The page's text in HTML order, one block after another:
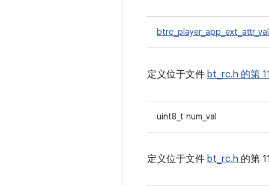
定义位于文件 bt_rc.h 的第
uint8_t num_val
定义位于文件 bt_rc.h 的第